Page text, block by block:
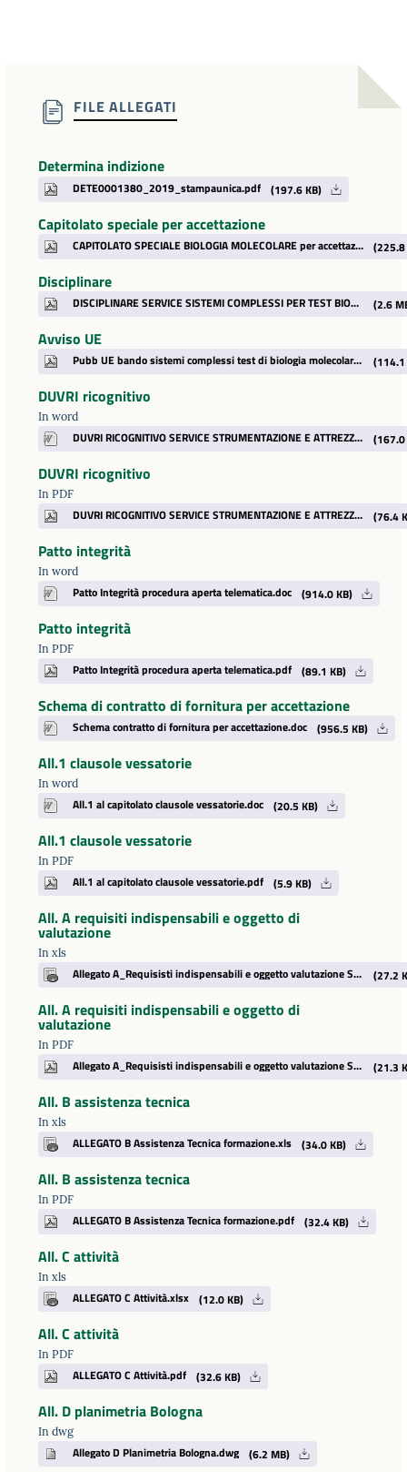
FILE ALLEGATI
Determina indizione
DETE0001380_2019_stampaunica.pdf (197.6 KB)
Capitolato speciale per accettazione
CAPITOLATO SPECIALE BIOLOGIA MOLECOLARE per accettazione.pdf (225.8
Disciplinare
DISCIPLINARE SERVICE SISTEMI COMPLESSI PER TEST BIOLOGIA MOLECOLARE con allegati di gara.pdf (2.6
Avviso UE
Pubb UE bando sistemi complessi test di biologia molecolare.pdf (114.1
DUVRI ricognitivo
In word
DUVRI RICOGNITIVO SERVICE STRUMENTAZIONE E ATTREZZATURE-1 LAB.MICROB AOSP AOFE 05 2019.doc (167.0
DUVRI ricognitivo
In PDF
DUVRI RICOGNITIVO SERVICE STRUMENTAZIONE E ATTREZZATURE-1 LAB.MICROB AOSP AOFE 05 2019.pdf (76.4
Patto integrità
In word
Patto Integrità procedura aperta telematica.doc (914.0 KB)
Patto integrità
In PDF
Patto Integrità procedura aperta telematica.pdf (89.1 KB)
Schema di contratto di fornitura per accettazione
Schema contratto di fornitura per accettazione.doc (956.5 KB)
All.1 clausole vessatorie
In word
All.1 al capitolato clausole vessatorie.doc (20.5 KB)
All.1 clausole vessatorie
In PDF
All.1 al capitolato clausole vessatorie.pdf (5.9 KB)
All. A requisiti indispensabili e oggetto di
valutazione
In xls
Allegato A_Requisisti indispensabili e oggetto valutazione SEZ A e SEZ B.xlsx (27.2
All. A requisiti indispensabili e oggetto di
valutazione
In PDF
Allegato A_Requisisti indispensabili e oggetto valutazione SEZ A e SEZ B.pdf (21.3
All. B assistenza tecnica
In xls
ALLEGATO B Assistenza Tecnica formazione.xls (34.0 KB)
All. B assistenza tecnica
In PDF
ALLEGATO B Assistenza Tecnica formazione.pdf (32.4 KB)
All. C attività
In xls
ALLEGATO C Attività.xlsx (12.0 KB)
All. C attività
In PDF
ALLEGATO C Attività.pdf (32.6 KB)
All. D planimetria Bologna
In dwg
Allegato D Planimetria Bologna.dwg (6.2 MB)